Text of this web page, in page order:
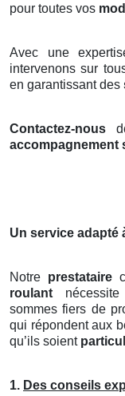
pour toutes vos
Avec une
intervenons sur
en garantissant des
Contactez-nous
accompagnement
Un service adapté
Notre prestataire
roulant
sommes fiers de
qui répondent aux
qu’ils soient
1. Des conseils